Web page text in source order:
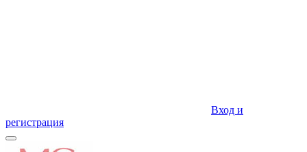
Вход и
регистрация